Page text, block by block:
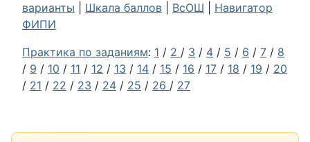
варианты
Шкала баллов ВсОШ
Навигатор
ФИПИ
Практика по заданиям: 1 / 2 / 3 / 4 / 5 / 6 / 7 / 8
/ 9 / 10 / 11 / 12 / 13 / 14 / 15 / 16 / 17 / 18 / 19 / 20
/ 21 / 22 / 23 / 24 / 25 / 26 / 27